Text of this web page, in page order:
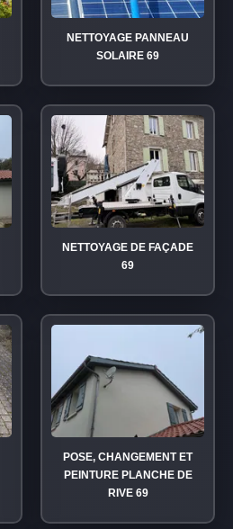
NETTOYAGE PANNEAU
SOLAIRE 69
NETTOYAGE DE FAÇADE
69
POSE, CHANGEMENT ET
PEINTURE PLANCHE DE
RIVE 69